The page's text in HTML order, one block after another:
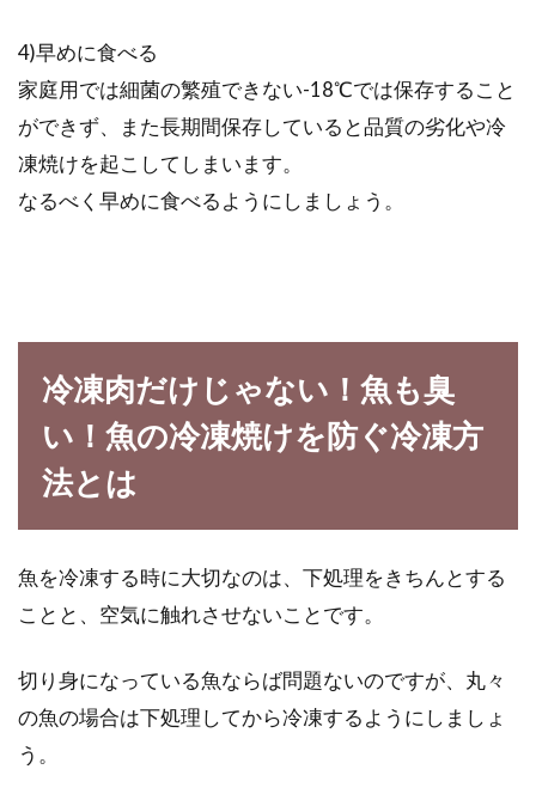
4)早めに食べる
家庭用では細菌の繁殖できない-18℃では保存すること
ができず、また長期間保存していると品質の劣化や冷
凍焼けを起こしてしまいます。
なるべく早めに食べるようにしましょう。
冷凍肉だけじゃない！魚も臭
い！魚の冷凍焼けを防ぐ冷凍方
法とは
魚を冷凍する時に大切なのは、下処理をきちんとする
ことと、空気に触れさせないことです。
切り身になっている魚ならば問題ないのですが、丸々
の魚の場合は下処理してから冷凍するようにしましょ
う。